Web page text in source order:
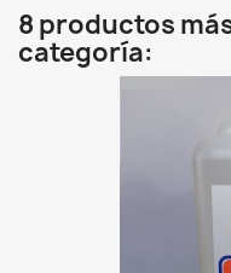
8 productos
categoría: